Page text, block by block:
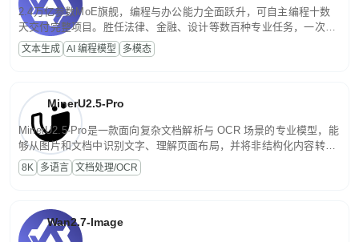
2.4万亿参数MoE旗舰，编程与办公能力全面跃升，可自主编程十数
天交付完整项目。胜任法律、金融、设计等数百种专业任务，一次对
话端到端交付生产级成果。原生视觉理解贯穿规划、执行与验证全流
程，支持超长文档与长视频的深度语义解析。长程任务中自主规划与
文本生成 AI 编程模型 多模态
MinerU2.5-Pro
MinerU2.5-Pro是一款面向复杂文档解析与 OCR 场景的专业模型，能
够从图片和文档中识别文字、理解页面布局，并将非结构化内容转换
为便于存储、检索和二次处理的结构化结果。
8K 多语言 文档处理/OCR
Wan2.7-Image